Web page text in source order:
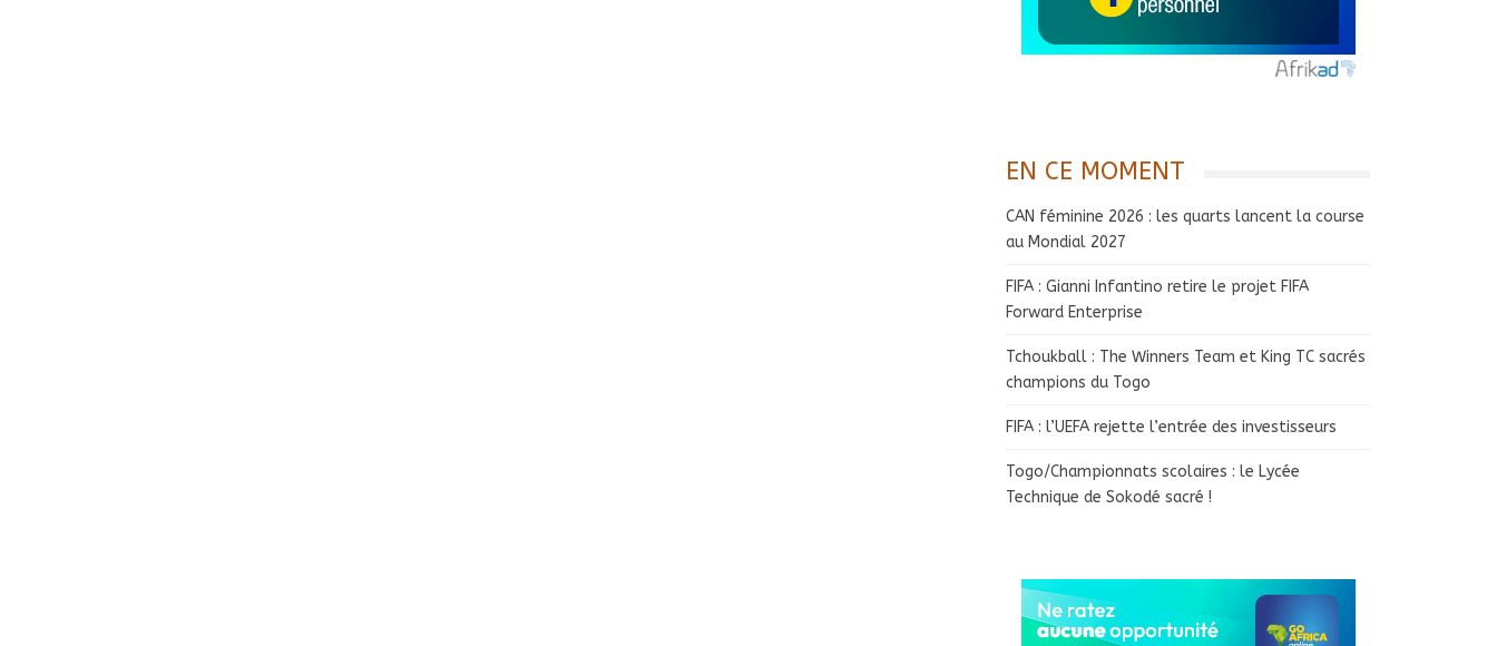
EN CE MOMENT
CAN féminine 2026 : les quarts lancent la course
au Mondial 2027
FIFA : Gianni Infantino retire le projet FIFA
Forward Enterprise
Tchoukball : The Winners Team et King TC sacrés
champions du Togo
FIFA : l’UEFA rejette l’entrée des investisseurs
Togo/Championnats scolaires : le Lycée
Technique de Sokodé sacré !